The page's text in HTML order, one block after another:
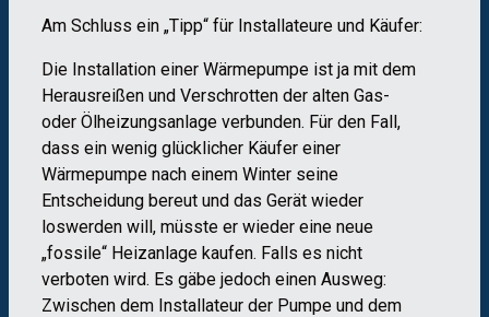
Am Schluss ein „Tipp“ für Installateure und Käufer:
Die Installation einer Wärmepumpe ist ja mit dem
Herausreißen und Verschrotten der alten Gas-
oder Ölheizungsanlage verbunden. Für den Fall,
dass ein wenig glücklicher Käufer einer
Wärmepumpe nach einem Winter seine
Entscheidung bereut und das Gerät wieder
loswerden will, müsste er wieder eine neue
„fossile“ Heizanlage kaufen. Falls es nicht
verboten wird. Es gäbe jedoch einen Ausweg:
Zwischen dem Installateur der Pumpe und dem